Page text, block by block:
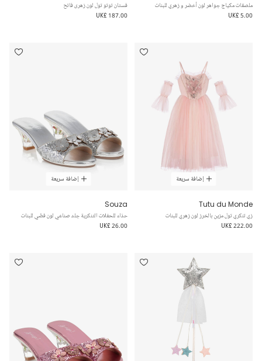
ملصقات مكياج جواهر لون أخضر و زهري للبنات
UK£ 5.00
فستان توتو تول لون زهرى فاتح
UK£ 187.00
إضافة سريعة
Tutu du Monde
زي تنكري تول مزين بالخرز لون زهري للبنات
UK£ 222.00
إضافة سريعة
Souza
حذاء للحفلات التنكرية جلد صناعي لون فضّي للبنات
UK£ 26.00